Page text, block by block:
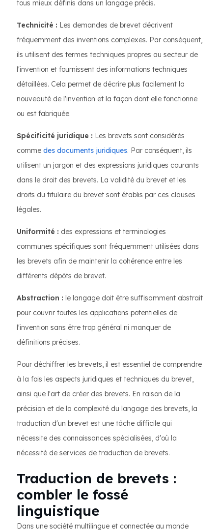
tous mieux définis dans un langage précis.
Technicité : Les demandes de brevet décrivent
fréquemment des inventions complexes. Par conséquent,
ils utilisent des termes techniques propres au secteur de
l'invention et fournissent des informations techniques
détaillées. Cela permet de décrire plus facilement la
nouveauté de l'invention et la façon dont elle fonctionne
ou est fabriquée.
Spécificité juridique : Les brevets sont considérés
comme des documents juridiques. Par conséquent, ils
utilisent un jargon et des expressions juridiques courants
dans le droit des brevets. La validité du brevet et les
droits du titulaire du brevet sont établis par ces clauses
légales.
Uniformité : des expressions et terminologies
communes spécifiques sont fréquemment utilisées dans
les brevets afin de maintenir la cohérence entre les
différents dépôts de brevet.
Abstraction : le langage doit être suffisamment abstrait
pour couvrir toutes les applications potentielles de
l'invention sans être trop général ni manquer de
définitions précises.
Pour déchiffrer les brevets, il est essentiel de comprendre
à la fois les aspects juridiques et techniques du brevet,
ainsi que l'art de créer des brevets. En raison de la
précision et de la complexité du langage des brevets, la
traduction d'un brevet est une tâche difficile qui
nécessite des connaissances spécialisées, d'où la
nécessité de services de traduction de brevets.
Traduction de brevets :
combler le fossé
linguistique
Dans une société multilingue et connectée au monde